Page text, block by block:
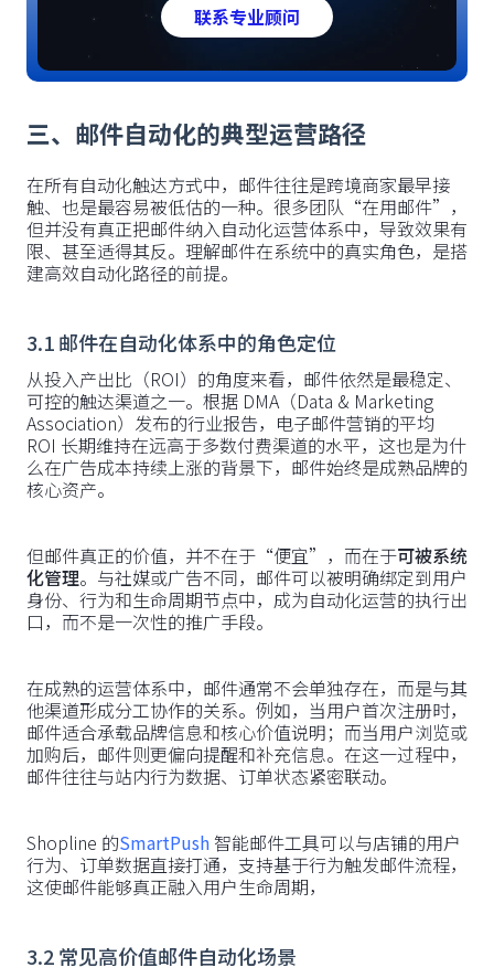
联系专业顾问
三、邮件自动化的典型运营路径
在所有自动化触达方式中，邮件往往是跨境商家最早接
触、也是最容易被低估的一种。很多团队“在用邮件”，
但并没有真正把邮件纳入自动化运营体系中，导致效果有
限、甚至适得其反。理解邮件在系统中的真实角色，是搭
建高效自动化路径的前提。
3.1 邮件在自动化体系中的角色定位
从投入产出比（ROI）的角度来看，邮件依然是最稳定、
可控的触达渠道之一。根据 DMA（Data & Marketing
Association）发布的行业报告，电子邮件营销的平均
ROI 长期维持在远高于多数付费渠道的水平，这也是为什
么在广告成本持续上涨的背景下，邮件始终是成熟品牌的
核心资产。
但邮件真正的价值，并不在于“便宜”，而在于可被系统
化管理。与社媒或广告不同，邮件可以被明确绑定到用户
身份、行为和生命周期节点中，成为自动化运营的执行出
口，而不是一次性的推广手段。
在成熟的运营体系中，邮件通常不会单独存在，而是与其
他渠道形成分工协作的关系。例如，当用户首次注册时，
邮件适合承载品牌信息和核心价值说明；而当用户浏览或
加购后，邮件则更偏向提醒和补充信息。在这一过程中，
邮件往往与站内行为数据、订单状态紧密联动。
Shopline 的SmartPush 智能邮件工具可以与店铺的用户
行为、订单数据直接打通，支持基于行为触发邮件流程，
这使邮件能够真正融入用户生命周期，
3.2 常见高价值邮件自动化场景